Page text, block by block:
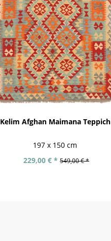
Kelim Afghan Maimana Teppich
197 x 150 cm
229,00 € * 549,00 € *